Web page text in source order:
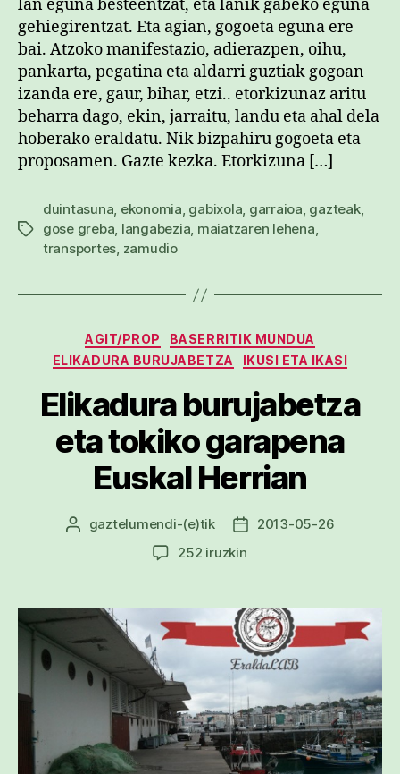
lan eguna besteentzat, eta lanik gabeko eguna
gehiegirentzat. Eta agian, gogoeta eguna ere
bai. Atzoko manifestazio, adierazpen, oihu,
pankarta, pegatina eta aldarri guztiak gogoan
izanda ere, gaur, bihar, etzi.. etorkizunaz aritu
beharra dago, ekin, jarraitu, landu eta ahal dela
hoberako eraldatu. Nik bizpahiru gogoeta eta
proposamen. Gazte kezka. Etorkizuna […]
Etiketak
duintasuna, ekonomia, gabixola, garraioa, gazteak,
gose greba, langabezia, maiatzaren lehena,
transportes, zamudio
Kategoriak
AGIT/PROP
BASERRITIK MUNDUA
ELIKADURA BURUJABETZA
IKUSI ETA IKASI
Elikadura burujabetza
eta tokiko garapena
Euskal Herrian
Argitalpenaren
gaztelumendi-(e)tik
Argitalpenaren
2013-05-26
252 iruzkinElikadura
tokiko
garapena
Euskal
Herrian